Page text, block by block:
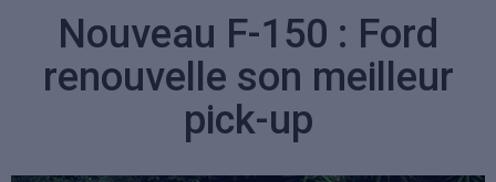
Nouveau F-150 : Ford
renouvelle son meilleur
pick-up